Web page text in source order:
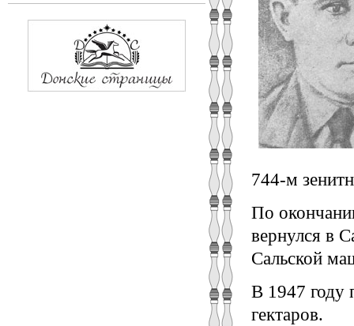
744-м
По
вернулся в
Сальской
В 1947 году
гектаров.